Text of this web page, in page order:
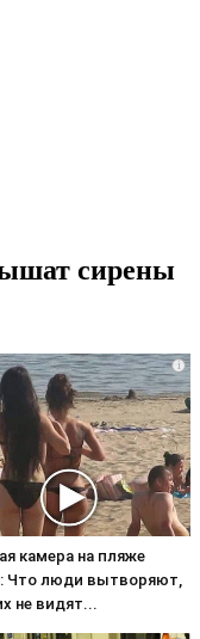
сирены
i
камера на пляже
Что люди вытворяют,
не видят...